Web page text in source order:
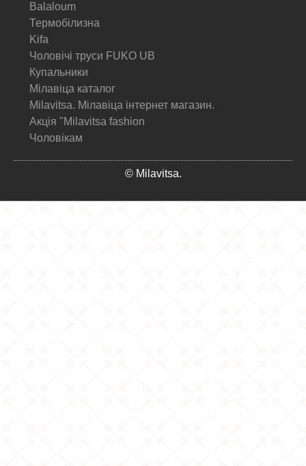
Balaloum
Термобілизна
Kifa
Чоловічі труси FUKO UB
Купальники
Мілавіца каталог
Milavitsa. Мілавіца інтернет магазин.
Акція "Milavitsa fashion
Чоловікам
© Milavitsa.